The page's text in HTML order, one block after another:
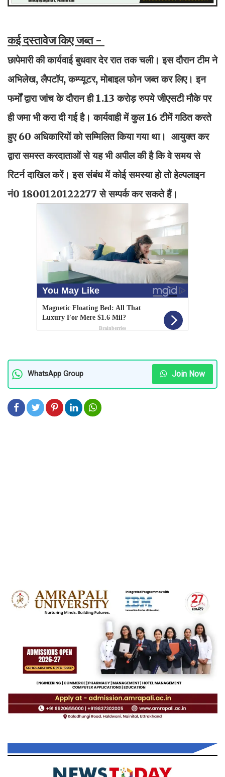
कई दस्तावेज किए जब्त -
छापेमारी की कार्यवाई बुधवार देर रात तक चली। इस दौरान टीम ने
अभिलेख, लैपटॉप, कम्प्यूटर, मोबाइल फोन जब्त कर लिए। इन
फर्मों द्वारा जांच के दौरान ही 1.13 करोड़ रुपये जीएसटी मौके पर
ही जमा भी करा दी गई है। कार्यवाही में कुल 16 टीमें गठित करते
हुए 60 अधिकारियों को सम्मिलित किया गया था। आयुक्त कर
द्वारा समस्त करदाताओं से यह भी अपील की है कि वे समय से
रिटर्न दाखिल करें। इस संबंध में कोई समस्या हो तो हेल्पलाइन
नं0 1800120122277 से सम्पर्क कर सकते हैं।
WhatsApp Group Join Now